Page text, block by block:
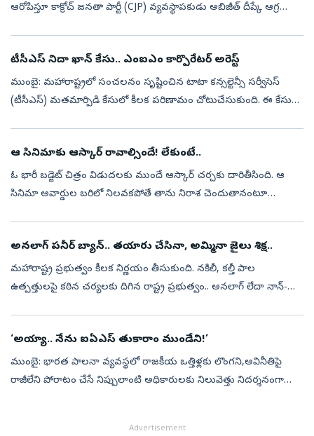
ఆరోపిస్తూ కాక్రోచ్‌ జనతా పార్టీ (CJP) వ్యవస్థాపకుడు అబిజీత్‌ దీప్కే ఆగ్రహం
టీసీఎస్‌ నిదా ఖాన్‌ కేసు.. ఎంఐఎం కార్పొరేటర్‌ అరెస్ట్‌
ముంబై: మహారాష్ట్రలో సంచలనం సృష్టించిన టాటా కన్సల్టెన్సీ సర్వీసెస్
(టీసీఎస్) మతమార్పిడి కేసులో కీలక పరిణామం చోటుచేసుకుంది. ఈ కేసులో
ఆ సినిమాకు ఆస్కార్‌ రావాల్సిందే! లేకుంటే..
ఓ భారీ బడ్జెట్‌ చిత్రం విడుదలకు ముందే ఆస్కార్‌ చర్చకు దారితీసింది. ఆ
సినిమా అవార్డుల బరిలో నిలవకపోతే తాను నిరాశ చెందుతానంటూ
అనలాగ్‌ పనీర్‌ బ్యాన్‌.. తయారు చేసినా, అమ్మినా జైలు శిక్ష..
మహారాష్ట్ర ప్రభుత్వం కీలక నిర్ణయం తీసుకుంది. నకిలీ, కల్తీ పాల
ఉత్పత్తులపై కఠిన చర్యలకు దిగిన రాష్ట్ర ప్రభుత్వం.. అనలాగ్ లేదా నాన్-
‘అయ్యా.. నేను ఐఏఎస్‌ తుకారాం ముండేని!’
ముంబై: భారత పాలనా వ్యవస్థలో రాజకీయ ఒత్తిళ్లకు లొంగని,అవినీతిపై
రాజీలేని పోరాటం చేసే నిప్పులాంటి అధికారులకు నిలువెత్తు నిదర్శనంగా
Advertisement